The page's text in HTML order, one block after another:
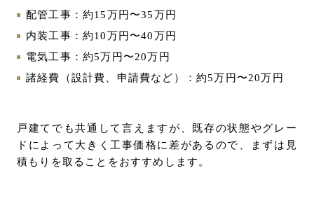
配管工事：約15万円〜35万円
内装工事：約10万円〜40万円
電気工事：約5万円〜20万円
諸経費（設計費、申請費など）：約5万円〜20万円
戸建てでも共通して言えますが、既存の状態やグレー
ドによって大きく工事価格に差があるので、まずは見
積もりを取ることをおすすめします。